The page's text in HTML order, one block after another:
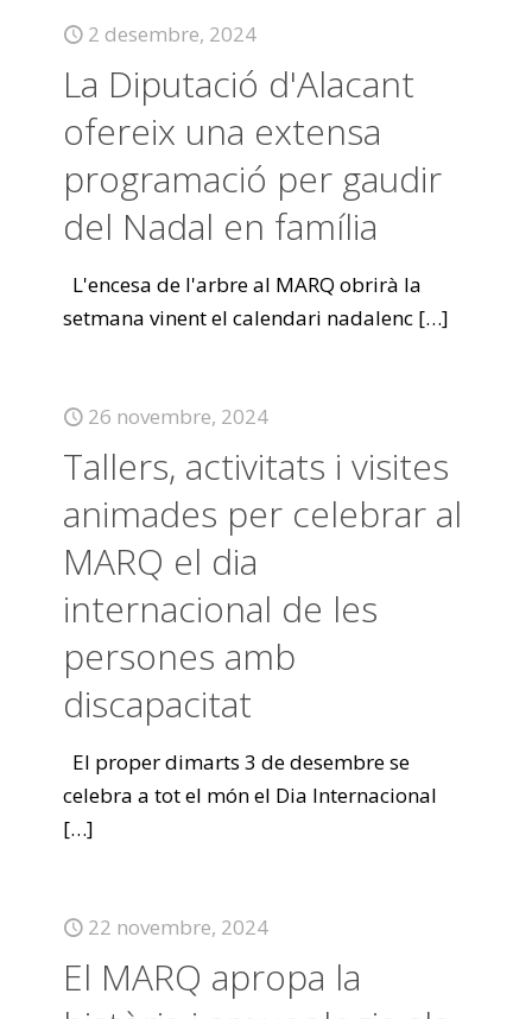
2 desembre, 2024
La Diputació d'Alacant
ofereix una extensa
programació per gaudir
del Nadal en família
L'encesa de l'arbre al MARQ obrirà la
setmana vinent el calendari nadalenc […]
26 novembre, 2024
Tallers, activitats i visites
animades per celebrar al
MARQ el dia
internacional de les
persones amb
discapacitat
El proper dimarts 3 de desembre se
celebra a tot el món el Dia Internacional
[…]
22 novembre, 2024
El MARQ apropa la